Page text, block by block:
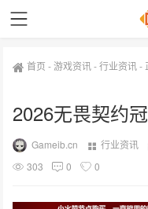
首页 -游戏资讯-行业资讯-
2026无畏契约
Gameib.cn 行业资讯
303
0 0